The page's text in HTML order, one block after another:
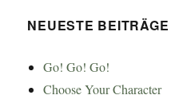
NEUESTE BEITRÄGE
Go! Go! Go!
Choose Your Character